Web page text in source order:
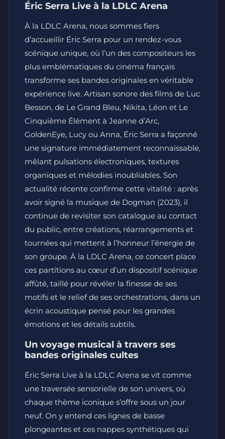
Éric Serra Live à la LDLC Arena
À la LDLC Arena, nous sommes fiers
d’accueillir Éric Serra pour un rendez-vous
scénique unique, où l’un des compositeurs les
plus emblématiques du cinéma français
transforme ses bandes originales en véritable
expérience live. Artisan sonore des films de Luc
Besson, de Le Grand Bleu, Nikita, Léon et Le
Cinquième Élément à Jeanne d’Arc,
GoldenEye, Lucy ou Anna, Éric Serra a façonné
une signature immédiatement reconnaissable,
mêlant pulsations électroniques, textures
organiques et mélodies inoubliables. Son
actualité récente confirme cette vitalité : après
avoir signé la musique de Dogman (2023), il
continue de revisiter son catalogue au contact
du public, entre créations, réarrangements et
tournées qui mettent à l’honneur l’énergie de
son groupe. À la LDLC Arena, ce concert place
ces partitions au cœur d’un dispositif scénique
affûté, taillé pour révéler la finesse de ses
motifs et le relief de ses orchestrations, dans un
écrin acoustique pensé pour les grandes
émotions et les détails subtils.
Un voyage musical à travers ses
bandes originales cultes
Éric Serra Live à la LDLC Arena se vit comme
une traversée sensorielle de son univers, où
chaque thème iconique s’offre sous un jour
neuf. On y entend ces lignes de basse
plongeantes et ces nappes synthétiques qui